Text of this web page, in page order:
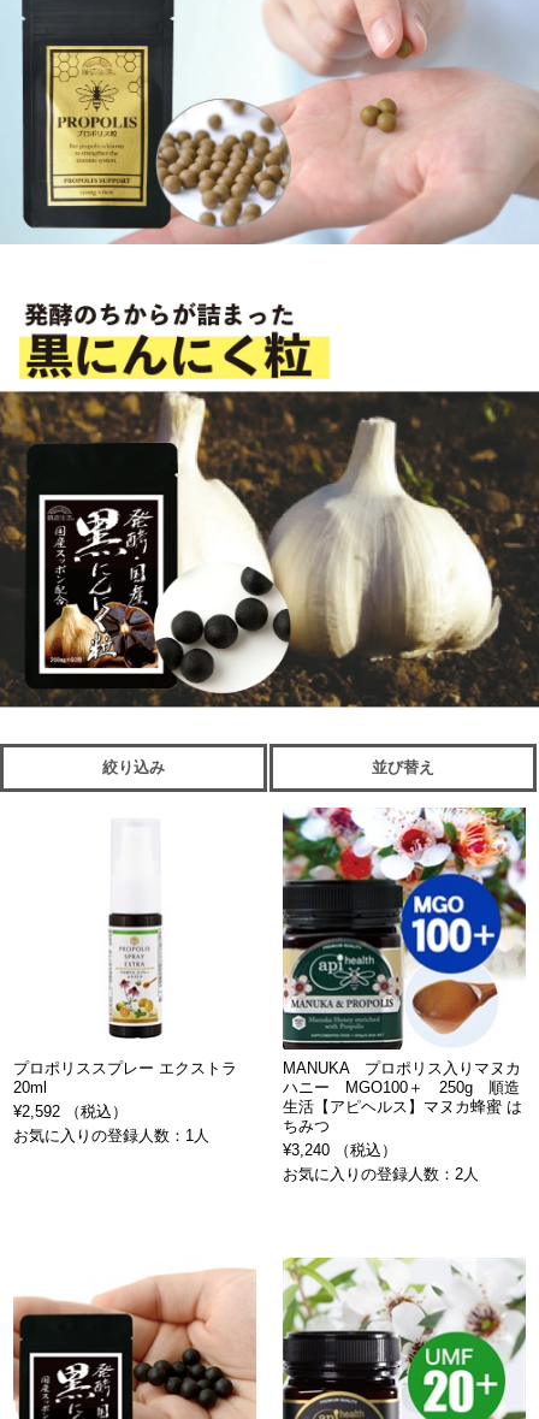
絞り込み 並び替え
プロポリススプレー エクストラ
20ml
¥2,592 （税込）
お気に入りの登録人数：1人
MANUKA プロポリス入りマヌカ
ハニー MGO100＋ 250g 順造
生活【アピヘルス】マヌカ蜂蜜 は
ちみつ
¥3,240 （税込）
お気に入りの登録人数：2人